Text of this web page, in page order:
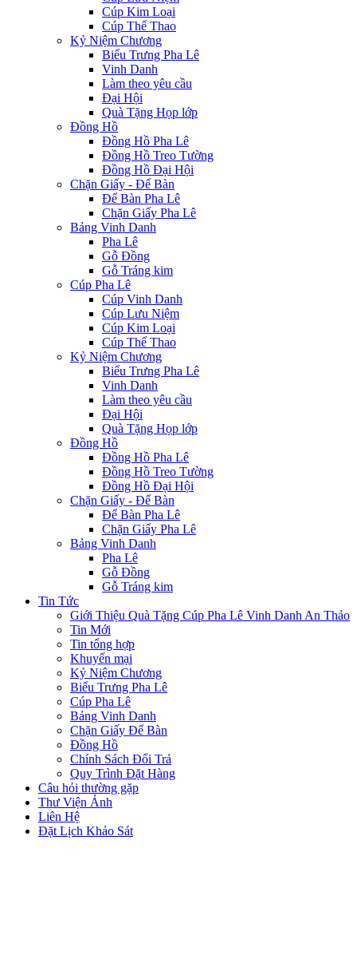
Cúp Kim Loại
Cúp Thể Thao
Kỷ Niệm Chương
Biểu Trưng Pha Lê
Vinh Danh
Làm theo yêu cầu
Đại Hội
Quà Tặng Họp lớp
Đồng Hồ
Đồng Hồ Pha Lê
Đồng Hồ Treo Tường
Đồng Hồ Đại Hội
Chặn Giấy - Để Bàn
Để Bàn Pha Lê
Chặn Giấy Pha Lê
Bảng Vinh Danh
Pha Lê
Gỗ Đồng
Gỗ Tráng kim
Cúp Pha Lê
Cúp Vinh Danh
Cúp Lưu Niệm
Cúp Kim Loại
Cúp Thể Thao
Kỷ Niệm Chương
Biểu Trưng Pha Lê
Vinh Danh
Làm theo yêu cầu
Đại Hội
Quà Tặng Họp lớp
Đồng Hồ
Đồng Hồ Pha Lê
Đồng Hồ Treo Tường
Đồng Hồ Đại Hội
Chặn Giấy - Để Bàn
Để Bàn Pha Lê
Chặn Giấy Pha Lê
Bảng Vinh Danh
Pha Lê
Gỗ Đồng
Gỗ Tráng kim
Tin Tức
Giới Thiệu Quà Tặng Cúp Pha Lê Vinh Danh An Thảo
Tin Mới
Tin tổng hợp
Khuyến mại
Kỷ Niệm Chương
Biểu Trưng Pha Lê
Cúp Pha Lê
Bảng Vinh Danh
Chặn Giấy Để Bàn
Đồng Hồ
Chính Sách Đổi Trả
Quy Trình Đặt Hàng
Câu hỏi thường gặp
Thư Viện Ảnh
Liên Hệ
Đặt Lịch Khảo Sát